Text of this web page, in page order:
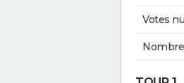
Votes